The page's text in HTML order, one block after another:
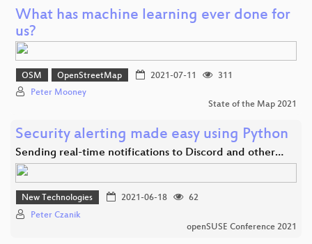
What has machine learning ever done for
us?
OSM OpenStreetMap 2021-07-11
311
Peter Mooney
State of the Map 2021
Security alerting made easy using Python
Sending real-time notifications to Discord and other…
New Technologies 2021-06-18
62
Peter Czanik
openSUSE Conference 2021